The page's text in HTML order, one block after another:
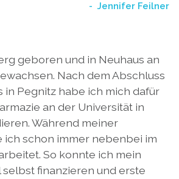
Jennifer Feilner
geboren und in Neuhaus an
Nach dem Abschluss
in Pegnitz habe ich mich dafür
an der Universität in
Während meiner
ich schon immer nebenbei im
So konnte ich mein
selbst finanzieren und erste